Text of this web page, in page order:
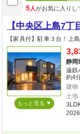
5人がお気に入りし
【中央区上島7丁
【家具付】駐車３台！上
もっと見る
静岡
遠鉄
約4分
建物
土地